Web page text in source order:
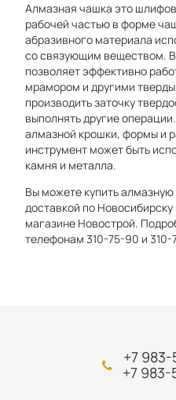
Алмазная чашка это
рабочей частью в форме
абразивного материала
со связующим веществом.
позволяет эффективно
мрамором и другими
производить заточку
выполнять другие
алмазной крошки, формы и
инструмент может быть
камня и металла.
Вы можете купить
доставкой по
магазине Новострой.
телефонам 310-75-90 и
+7
+7